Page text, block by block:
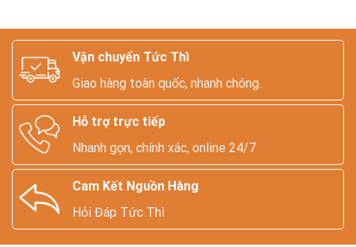
Vận chuyển Tức Thì
Giao hàng toàn quốc, nhanh chóng.
Hỗ trợ trực tiếp
Nhanh gọn, chính xác, online 24/7
Cam Kết Nguồn Hàng
Hỏi Đáp Tức Thì